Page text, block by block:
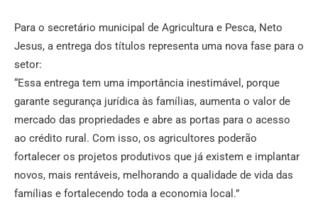
Para o secretário municipal de Agricultura e Pesca, Neto
Jesus, a entrega dos títulos representa uma nova fase para o
setor:
“Essa entrega tem uma importância inestimável, porque
garante segurança jurídica às famílias, aumenta o valor de
mercado das propriedades e abre as portas para o acesso
ao crédito rural. Com isso, os agricultores poderão
fortalecer os projetos produtivos que já existem e implantar
novos, mais rentáveis, melhorando a qualidade de vida das
famílias e fortalecendo toda a economia local.”